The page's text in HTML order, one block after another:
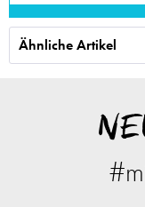
Ähnliche Artikel